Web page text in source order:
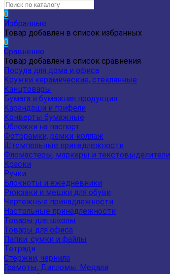
0
Избранные
Товар добавлен в список избранных
0
Сравнение
Товар добавлен в список сравнения
Посуда для дома и офиса
Кружки керамические, стеклянные
Канцтовары
Бумага и бумажная продукция
Карандаши и грифели
Конверты бумажные
Обложки на паспорт
Фоторамки, рамки-коллаж
Штемпельные принадлежности
Фломастеры, маркеры и текстовыделители
Краски
Ручки
Блокноты и ежедневники
Рюкзаки и мешки для обуви
Чертежные принадлежности
Настольные принадлежности
Товары для школы
Товары для офиса
Папки, сумки и файлы
Тетради
Стержни, чернила
Грамоты, Дипломы, Медали